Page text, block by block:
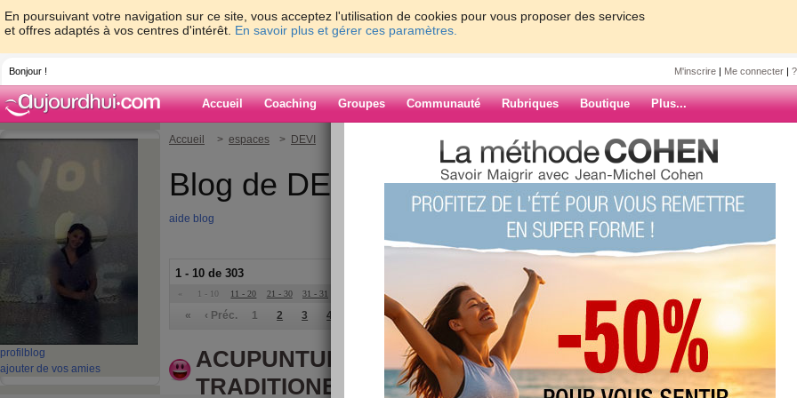
En poursuivant votre navigation sur ce site, vous acceptez l'utilisation de cookies pour vous proposer des services
et offres adaptés à vos centres d'intérêt. En savoir plus et gérer ces paramètres.
Bonjour ! M'inscrire | Me connecter |
Accueil Coaching Groupes Communauté Rubriques Boutique Plus...
profil blog
ajouter de vos amies
Accueil > espaces > DEVI
Blog de DEVI
aide blog
1 - 10 de 303
« 1 - 10 11 - 20 21 - 30 31 - 31
« ‹ Préc. 1 2 3 4 7 8 9 10 Suiv. ›
ACUPUNTURE, MASSAGE
TRADITIONEL CHINOIS ET
ARCHIVES